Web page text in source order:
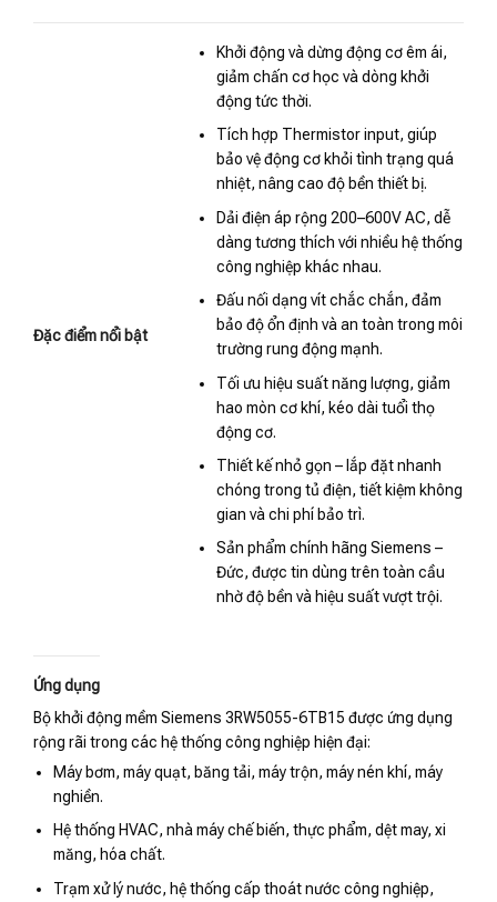
Đặc điểm nổi bật
Khởi động và dừng động cơ êm ái,
giảm chấn cơ học và dòng khởi
động tức thời.
Tích hợp Thermistor input, giúp
bảo vệ động cơ khỏi tình trạng quá
nhiệt, nâng cao độ bền thiết bị.
Dải điện áp rộng 200–600V AC, dễ
dàng tương thích với nhiều hệ thống
công nghiệp khác nhau.
Đấu nối dạng vít chắc chắn, đảm
bảo độ ổn định và an toàn trong môi
trường rung động mạnh.
Tối ưu hiệu suất năng lượng, giảm
hao mòn cơ khí, kéo dài tuổi thọ
động cơ.
Thiết kế nhỏ gọn – lắp đặt nhanh
chóng trong tủ điện, tiết kiệm không
gian và chi phí bảo trì.
Sản phẩm chính hãng Siemens –
Đức, được tin dùng trên toàn cầu
nhờ độ bền và hiệu suất vượt trội.
Ứng dụng
Bộ khởi động mềm Siemens 3RW5055-6TB15 được ứng dụng
rộng rãi trong các hệ thống công nghiệp hiện đại:
Máy bơm, máy quạt, băng tải, máy trộn, máy nén khí, máy
nghiền.
Hệ thống HVAC, nhà máy chế biến, thực phẩm, dệt may, xi
măng, hóa chất.
Trạm xử lý nước, hệ thống cấp thoát nước công nghiệp,